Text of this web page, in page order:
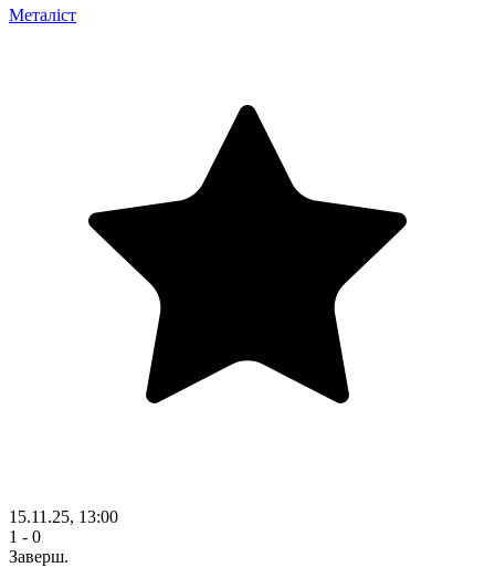
Металіст
15.11.25, 13:00
1 - 0
Заверш.